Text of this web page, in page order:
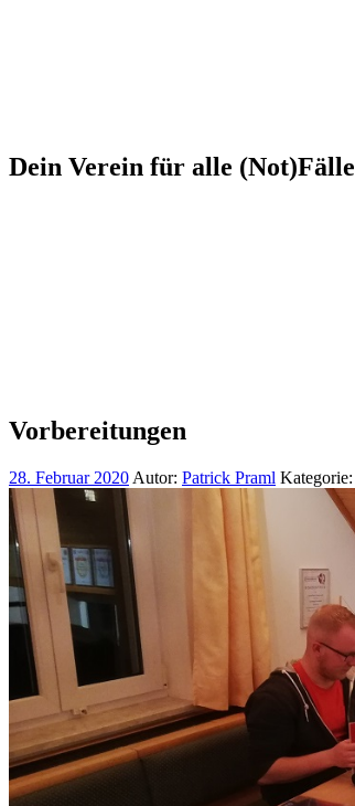
Dein Verein für alle (Not)Fälle
Vorbereitungen
28. Februar 2020 Autor: Patrick Praml Kategorie: